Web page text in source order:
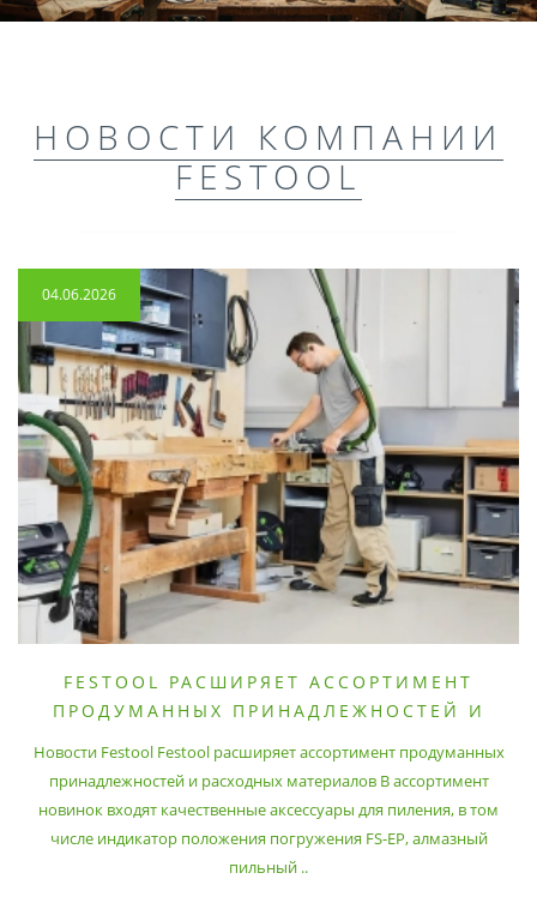
НОВОСТИ КОМПАНИИ
FESTOOL
04.06.2026
FESTOOL РАСШИРЯЕТ АССОРТИМЕНТ
ПРОДУМАННЫХ ПРИНАДЛЕЖНОСТЕЙ И
Новости Festool Festool расширяет ассортимент продуманных
принадлежностей и расходных материалов В ассортимент
новинок входят качественные аксессуары для пиления, в том
числе индикатор положения погружения FS-EP, алмазный
пильный ..